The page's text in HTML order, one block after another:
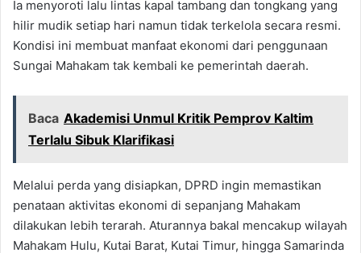
Ia menyoroti lalu lintas kapal tambang dan tongkang yang
hilir mudik setiap hari namun tidak terkelola secara resmi.
Kondisi ini membuat manfaat ekonomi dari penggunaan
Sungai Mahakam tak kembali ke pemerintah daerah.
Baca Akademisi Unmul Kritik Pemprov Kaltim
Terlalu Sibuk Klarifikasi
Melalui perda yang disiapkan, DPRD ingin memastikan
penataan aktivitas ekonomi di sepanjang Mahakam
dilakukan lebih terarah. Aturannya bakal mencakup wilayah
Mahakam Hulu, Kutai Barat, Kutai Timur, hingga Samarinda